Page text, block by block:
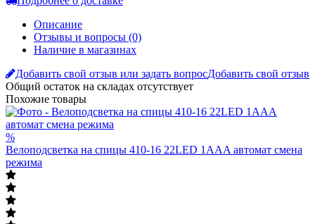
Описание
Отзывы и вопросы (0)
Наличие в магазинах
Добавить свой отзыв или задать вопросДобавить свой отзыв
Общий остаток на складах отсутствует
Похожие товары
%
Велоподсветка на спицы 410-16 22LED 1AAA автомат смена
режима